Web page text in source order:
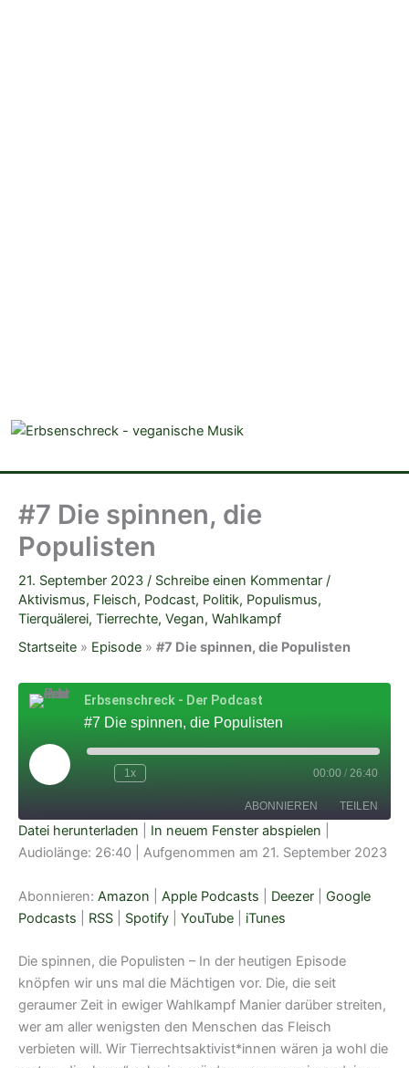
#7 Die spinnen, die
Populisten
21. September 2023 / Schreibe einen Kommentar /
Aktivismus, Fleisch, Podcast, Politik, Populismus,
Tierquälerei, Tierrechte, Vegan, Wahlkampf
Startseite » Episode » #7 Die spinnen, die Populisten
Erbsenschreck - Der Podcast
#7 Die spinnen, die Populisten
Play
Episode
1x 00:00 / 26:40
ABONNIEREN TEILEN
Amazon Apple Podcasts
RSS Spotify
RSS FEED
TEILEN
LINK
Datei herunterladen In neuem Fenster abspielen
Audiolänge: 26:40
Aufgenommen am 21. September 2023
Abonnieren: Amazon Apple Podcasts Deezer
Google
Podcasts
RSS Spotify YouTube iTunes
Die spinnen, die Populisten – In der heutigen Episode
knöpfen wir uns mal die Mächtigen vor. Die, die seit
geraumer Zeit in ewiger Wahlkampf Manier darüber streiten,
wer am aller wenigsten den Menschen das Fleisch
verbieten will. Wir Tierrechtsaktivist*innen wären ja wohl die